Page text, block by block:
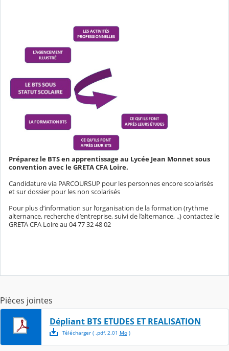
Préparez le BTS en apprentissage au Lycée Jean Monnet sous
convention avec le GRETA CFA Loire.
Candidature via PARCOURSUP pour les personnes encore scolarisés
et sur dossier pour les non scolarisés
Pour plus d’information sur l’organisation de la formation (rythme
alternance, recherche d’entreprise, suivi de l’alternance, ..) contactez le
GRETA CFA Loire au 04 77 32 48 02
Pièces jointes
Dépliant BTS ETUDES ET REALISATION
Télécharger( .pdf, 2.01 Mo)